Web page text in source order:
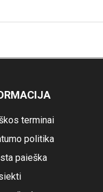
terminai
politika
paieška